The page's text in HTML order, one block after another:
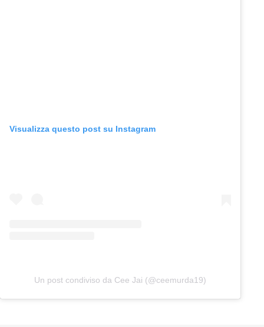
Visualizza questo post su Instagram
Un post condiviso da Cee Jai (@ceemurda19)